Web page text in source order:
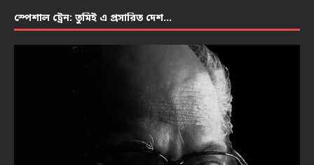
স্পেশাল ট্রেন: তুমিই এ প্রসারিত দেশ…